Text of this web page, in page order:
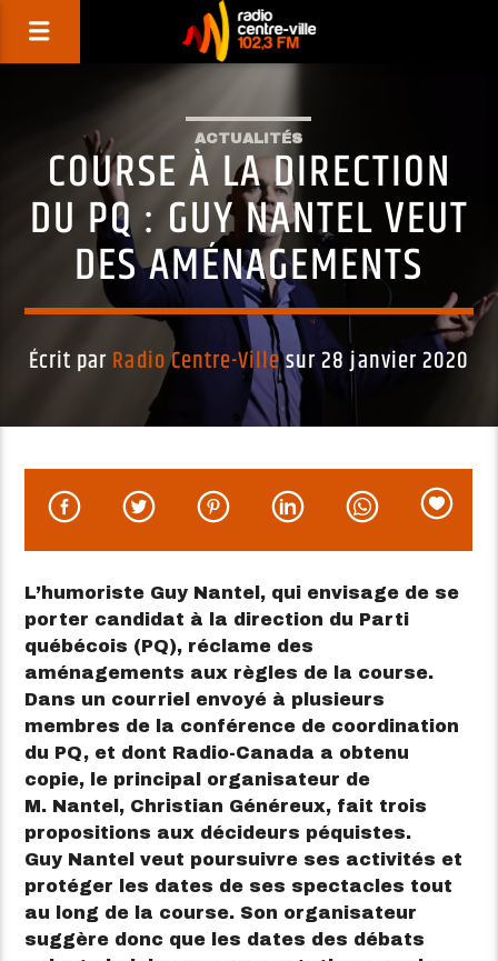
ACTUALITÉS
COURSE À LA DIRECTION
DU PQ : GUY NANTEL VEUT
DES AMÉNAGEMENTS
Écrit par Radio Centre-Villesur 28 janvier 2020
L’humoriste Guy Nantel, qui envisage de se
porter candidat à la direction du Parti
québécois (PQ), réclame des
aménagements aux règles de la course.
Dans un courriel envoyé à plusieurs
membres de la conférence de coordination
du PQ, et dont Radio-Canada a obtenu
copie, le principal organisateur de
M. Nantel, Christian Généreux, fait trois
propositions aux décideurs péquistes.
Guy Nantel veut poursuivre ses activités et
protéger les dates de ses spectacles tout
au long de la course. Son organisateur
suggère donc que les dates des débats